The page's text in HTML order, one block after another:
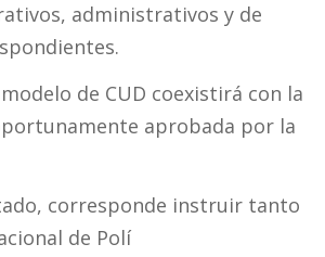
administrativos y de
de CUD coexistirá con la
aprobada por la
corresponde instruir tanto
de Polí